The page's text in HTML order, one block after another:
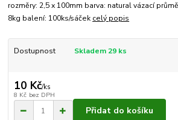
rozměry: 2,5 x 100mm barva: natural vázací
8kg balení: 100ks/sáček celý popis
Dostupnost Skladem 29 ks
10 Kč/ks
8 Kč bez DPH
Přidat do košíku